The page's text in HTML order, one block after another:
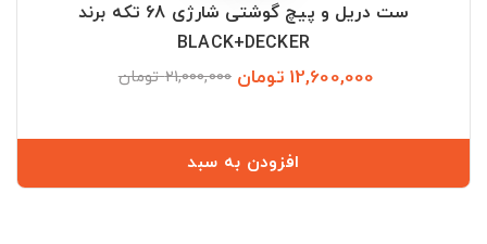
ست دریل و پیچ گوشتی شارژی 68 تکه برند
BLACK+DECKER
12,600,000 تومان 21,000,000 تومان
افزودن به سبد